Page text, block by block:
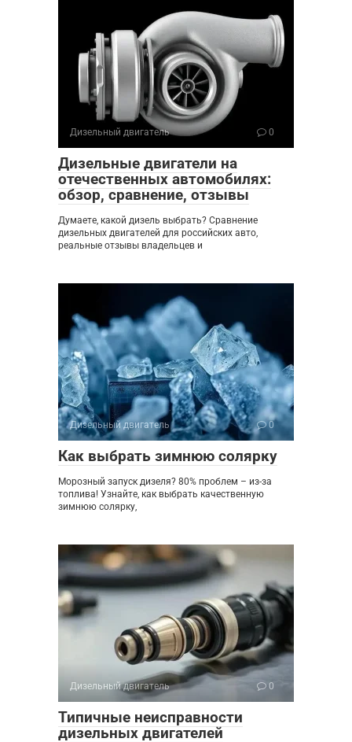
Дизельный двигатель 0
Дизельные двигатели на
отечественных автомобилях:
обзор, сравнение, отзывы
Думаете, какой дизель выбрать? Сравнение
дизельных двигателей для российских авто,
реальные отзывы владельцев и
Дизельный двигатель 0
Как выбрать зимнюю солярку
Морозный запуск дизеля? 80% проблем – из-за
топлива! Узнайте, как выбрать качественную
зимнюю солярку,
Дизельный двигатель 0
Типичные неисправности
дизельных двигателей